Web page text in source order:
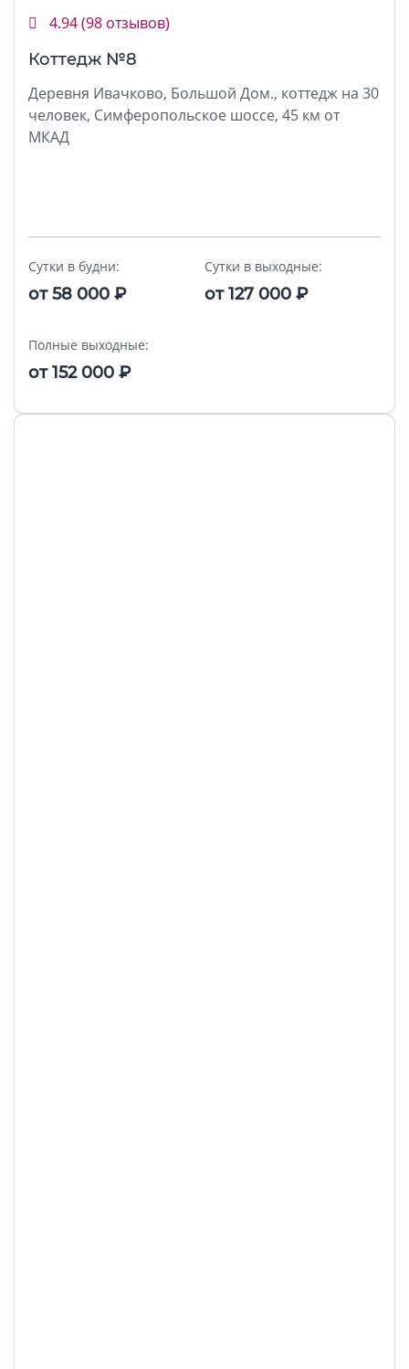
4.94(98 отзывов)
Коттедж №8
Деревня Ивачково, Большой Дом., коттедж на 30
человек, Симферопольское шоссе, 45 км от
МКАД
Сутки в будни:
от58 000 ₽
Сутки в выходные:
от127 000 ₽
Полные выходные:
от152 000 ₽